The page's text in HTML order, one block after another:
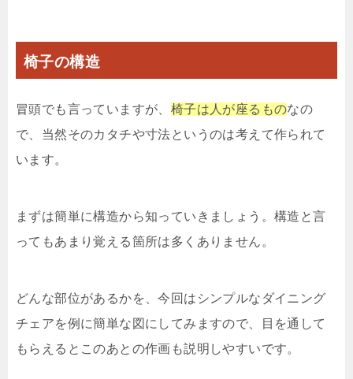
椅子の構造
冒頭でも言っていますが、 椅子は人が座るものなの
で、当然そのカタチや寸法というのは考えて作られて
います。
まずは簡単に構造から知っていきましょう。構造と言
ってもあまり覚える箇所は多くありません。
どんな部位があるかを、今回はシンプルなダイニング
チェアを例に簡単な図にしてみますので、目を通して
もらえるとこのあとの作画も説明しやすいです。